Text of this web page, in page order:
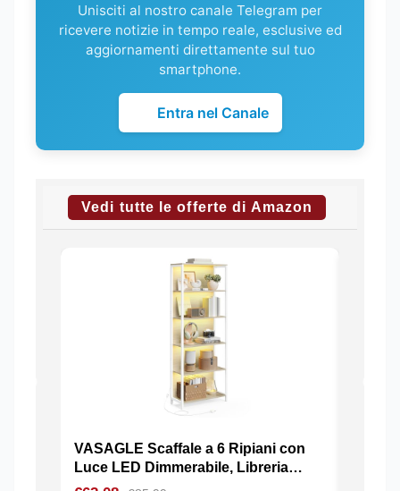
Unisciti al nostro canale Telegram per
ricevere notizie in tempo reale, esclusive ed
aggiornamenti direttamente sul tuo
smartphone.
Entra nel Canale